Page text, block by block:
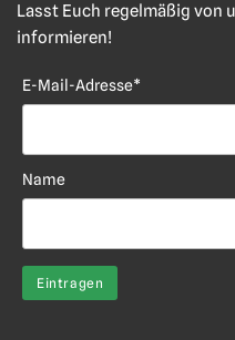
Lasst Euch regelmäßig von
informieren!
E-Mail-Adresse*
Name